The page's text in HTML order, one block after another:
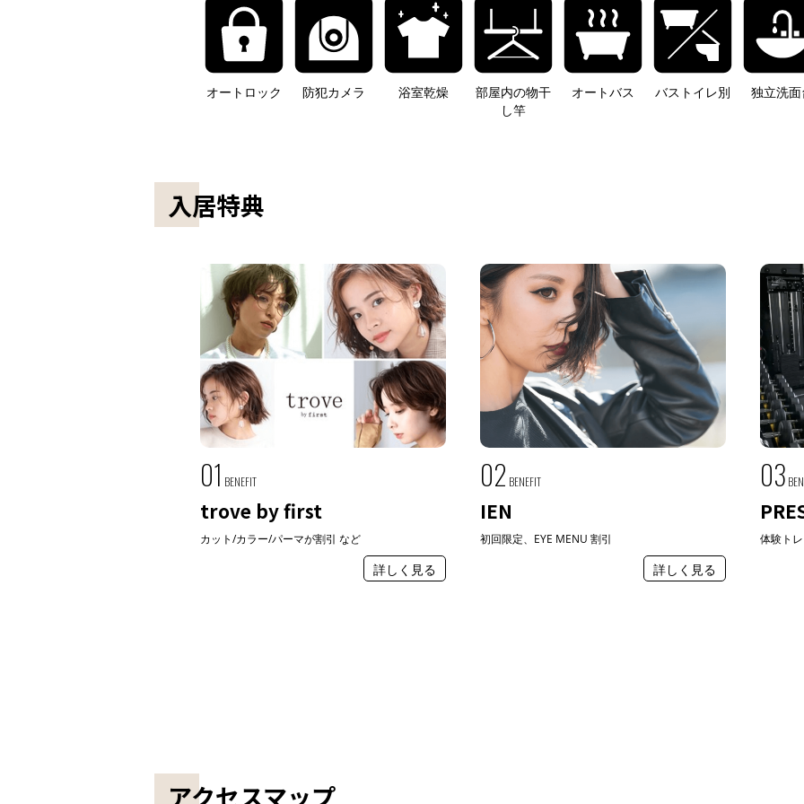
オートロック 防犯カメラ 浴室乾燥
部屋内の物干
し竿
オートバス バストイレ別 独立洗
入居特典
01 BENEFIT
trove by first
カット/カラー/パーマが割引 など
詳しく見る
02 BENEFIT
IEN
初回限定、EYE MENU 割引
詳しく見る
03
体験ト
アクセスマップ